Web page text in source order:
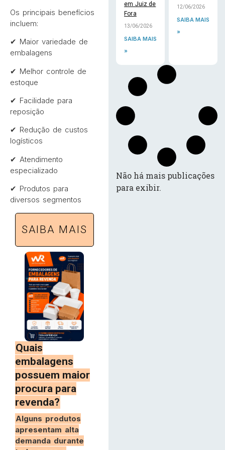
Os principais benefícios
incluem:
✔ Maior variedade de
embalagens
✔ Melhor controle de
estoque
✔ Facilidade para
reposição
✔ Redução de custos
logísticos
✔ Atendimento
especializado
✔ Produtos para
diversos segmentos
SAIBA MAIS
Quais
embalagens
possuem maior
procura para
revenda?
Alguns produtos
apresentam alta
demanda durante
em Juiz de
Fora
13/06/2026
SAIBA MAIS
»
12/06/2026
SAIBA MAIS
»
Não há mais publicações
para exibir.